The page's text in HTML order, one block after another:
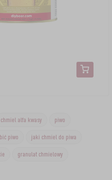
chmiel alfa kwasy piwo
piwo jaki chmiel do piwa
granulat chmielowy